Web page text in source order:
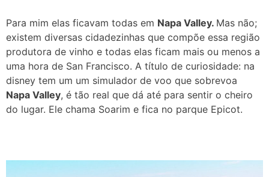
Para mim elas ficavam todas em Napa Valley. Mas não;
existem diversas cidadezinhas que compõe essa região
produtora de vinho e todas elas ficam mais ou menos a
uma hora de San Francisco. A título de curiosidade: na
disney tem um um simulador de voo que sobrevoa
Napa Valley, é tão real que dá até para sentir o cheiro
do lugar. Ele chama Soarim e fica no parque Epicot.